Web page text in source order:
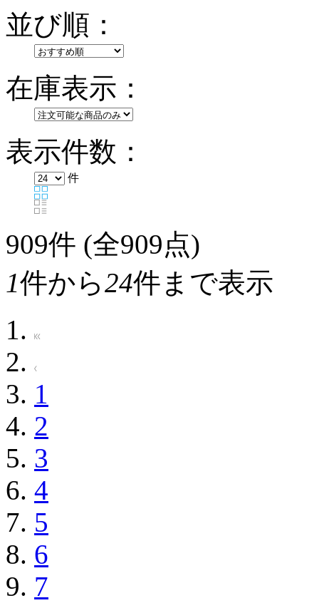
並び順：
在庫表示：
表示件数：
件
909件 (全909点)
1件から24件まで表示
1
2
3
4
5
6
7